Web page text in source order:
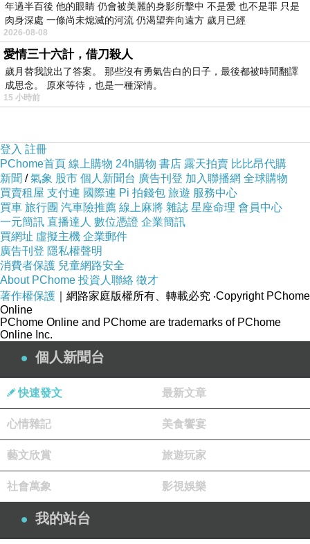
乾燥花展示台
濃湯上桌
年過半百後 他的眼睛 仍會被美麗的身影所擊中 不是愛 也不是罪 只是
肉身深處 一條尚未熄滅的河流 仍渴望奔向遠方 歲月已經
2026-08-08
愛情三十六計，借刀殺人
歲月替我說出了答案。 那些沒有勇氣告白的日子，最後都被時間翻譯
成思念。 原來等待，也是一種深情。
15 小時前
登入 註冊
PChome首頁 線上購物 24h購物 書店 露天拍賣 比比昂代購
新聞 /氣象 股市 個人新聞台 廣告刊登 加入聯播網 全球購物
買賣租屋 支付連 國際連 Pi 拍錢包 旅遊 服務中心
買車 旅行團 汽車險推薦 線上麻將 雜誌 星座命理 會員中心
一元簡訊 直播達人 數位憑證 企業簡訊
買網址 虛擬主機 企業郵件
廣告刊登 隱私權聲明
消費者保護 兒童網路安全
About PChome 投資人聯絡 徵才
著作權保護 ｜網路家庭版權所有、轉載必究 ‧Copyright PChome
Online
PChome Online and PChome are trademarks of PChome
Online Inc.
個人新聞台
快速發文 最新文章
心情雜記 美食饗宴
藝文欣賞 旅遊玩家
社會萬象 影視娛樂
我的站台